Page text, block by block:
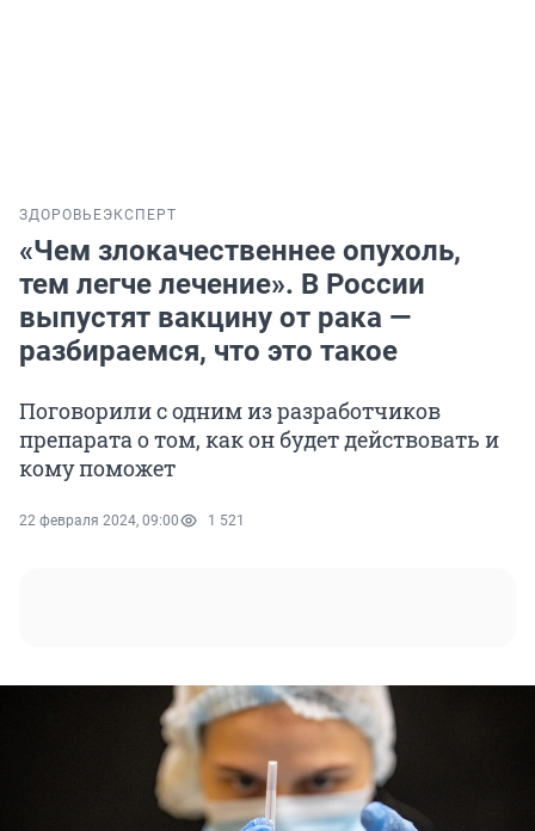
ЗДОРОВЬЕЭКСПЕРТ
«Чем злокачественнее опухоль,
тем легче лечение». В России
выпустят вакцину от рака —
разбираемся, что это такое
Поговорили с одним из разработчиков
препарата о том, как он будет действовать и
кому поможет
22 февраля 2024, 09:00 1 521